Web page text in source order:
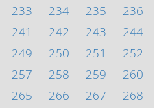
233 234 235
236
241 242 243
244
249 250 251
252
257 258 259
260
265 266 267
268